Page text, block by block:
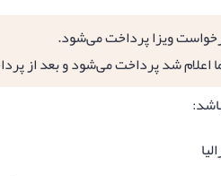
ویزا پرداخت می‌شود.
اعلام شد پرداخت می‌شود و بعد از